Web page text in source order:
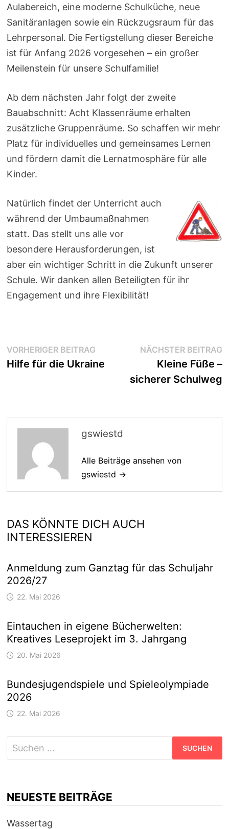
Aulabereich, eine moderne Schulküche, neue
Sanitäranlagen sowie ein Rückzugsraum für das
Lehrpersonal. Die Fertigstellung dieser Bereiche
ist für Anfang 2026 vorgesehen – ein großer
Meilenstein für unsere Schulfamilie!
Ab dem nächsten Jahr folgt der zweite
Bauabschnitt: Acht Klassenräume erhalten
zusätzliche Gruppenräume. So schaffen wir mehr
Platz für individuelles und gemeinsames Lernen
und fördern damit die Lernatmosphäre für alle
Kinder.
Natürlich findet der Unterricht auch
während der Umbaumaßnahmen
statt. Das stellt uns alle vor
besondere Herausforderungen, ist
aber ein wichtiger Schritt in die Zukunft unserer
Schule. Wir danken allen Beteiligten für ihr
Engagement und ihre Flexibilität!
Beitragsnavigation
VORHERIGER BEITRAGVorheriger
Beitrag:
Hilfe für die Ukraine
NÄCHSTER BEITRAG
Kleine Füße –
sicherer Schulweg
gswiestd
Alle Beiträge ansehen von
gswiestd →
DAS KÖNNTE DICH AUCH
INTERESSIEREN
Anmeldung zum Ganztag für das Schuljahr
2026/27
22. Mai 2026
Eintauchen in eigene Bücherwelten:
Kreatives Leseprojekt im 3. Jahrgang
20. Mai 2026
Bundesjugendspiele und Spieleolympiade
2026
22. Mai 2026
Suchen
nach:
NEUESTE BEITRÄGE
Wassertag